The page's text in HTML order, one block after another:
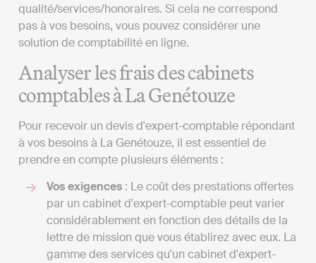
qualité/services/honoraires. Si cela ne correspond
pas à vos besoins, vous pouvez considérer une
solution de comptabilité en ligne.
Analyser les frais des cabinets
comptables à La Genétouze
Pour recevoir un devis d'expert-comptable répondant
à vos besoins à La Genétouze, il est essentiel de
prendre en compte plusieurs éléments :
Vos exigences : Le coût des prestations offertes
par un cabinet d'expert-comptable peut varier
considérablement en fonction des détails de la
lettre de mission que vous établirez avec eux. La
gamme des services qu'un cabinet d'expert-